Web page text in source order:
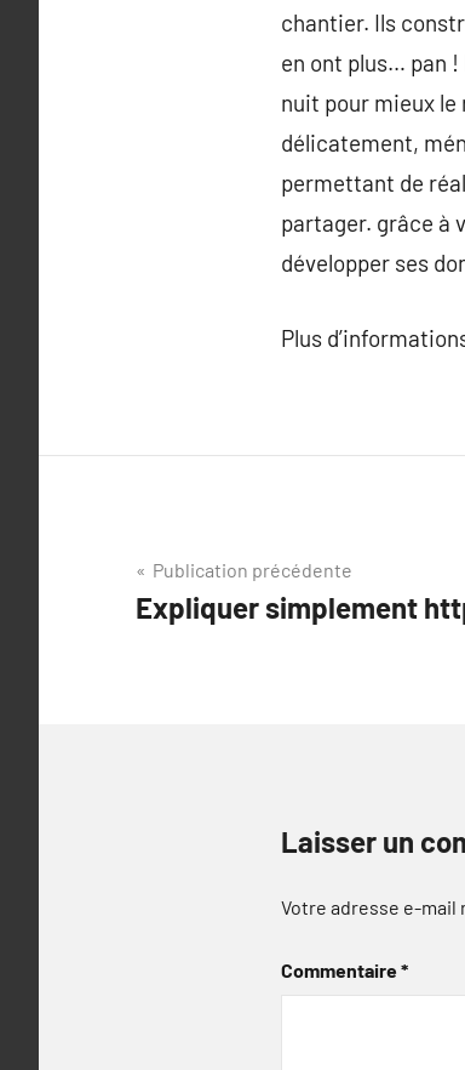
chantier. Ils
en ont plus… pan !
nuit pour mieux
délicatement,
permettant de
partager. grâce à
développer ses
Plus
Navigation
de
Publication précédente
Expliquer simplement
Laisser un
Votre adresse e-mail
Commentaire*